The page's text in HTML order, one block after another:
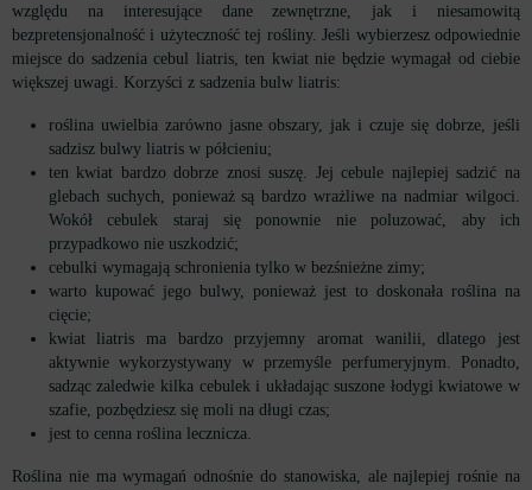
względu na interesujące dane zewnętrzne, jak i niesamowitą
bezpretensjonalność i użyteczność tej rośliny. Jeśli wybierzesz odpowiednie
miejsce do sadzenia cebul liatris, ten kwiat nie będzie wymagał od ciebie
większej uwagi. Korzyści z sadzenia bulw liatris:
roślina uwielbia zarówno jasne obszary, jak i czuje się dobrze, jeśli
sadzisz bulwy liatris w półcieniu;
ten kwiat bardzo dobrze znosi suszę. Jej cebule najlepiej sadzić na
glebach suchych, ponieważ są bardzo wrażliwe na nadmiar wilgoci.
Wokół cebulek staraj się ponownie nie poluzować, aby ich
przypadkowo nie uszkodzić;
cebulki wymagają schronienia tylko w bezśnieżne zimy;
warto kupować jego bulwy, ponieważ jest to doskonała roślina na
cięcie;
kwiat liatris ma bardzo przyjemny aromat wanilii, dlatego jest
aktywnie wykorzystywany w przemyśle perfumeryjnym. Ponadto,
sadząc zaledwie kilka cebulek i układając suszone łodygi kwiatowe w
szafie, pozbędziesz się moli na długi czas;
jest to cenna roślina lecznicza.
Roślina nie ma wymagań odnośnie do stanowiska, ale najlepiej rośnie na